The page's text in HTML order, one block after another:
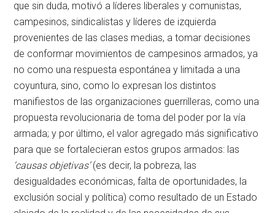
que sin duda, motivó a líderes liberales y comunistas,
campesinos, sindicalistas y líderes de izquierda
provenientes de las clases medias, a tomar decisiones
de conformar movimientos de campesinos armados, ya
no como una respuesta espontánea y limitada a una
coyuntura, sino, como lo expresan los distintos
manifiestos de las organizaciones guerrilleras, como una
propuesta revolucionaria de toma del poder por la vía
armada; y por último, el valor agregado más significativo
para que se fortalecieran estos grupos armados: las
‘causas objetivas’(es decir, la pobreza, las
desigualdades económicas, falta de oportunidades, la
exclusión social y política) como resultado de un Estado